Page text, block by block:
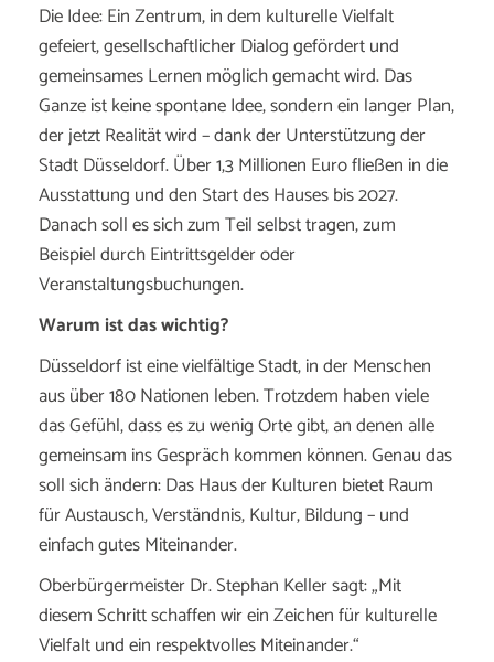
Die Idee: Ein Zentrum, in dem kulturelle Vielfalt
gefeiert, gesellschaftlicher Dialog gefördert und
gemeinsames Lernen möglich gemacht wird. Das
Ganze ist keine spontane Idee, sondern ein langer Plan,
der jetzt Realität wird – dank der Unterstützung der
Stadt Düsseldorf. Über 1,3 Millionen Euro fließen in die
Ausstattung und den Start des Hauses bis 2027.
Danach soll es sich zum Teil selbst tragen, zum
Beispiel durch Eintrittsgelder oder
Veranstaltungsbuchungen.
Warum ist das wichtig?
Düsseldorf ist eine vielfältige Stadt, in der Menschen
aus über 180 Nationen leben. Trotzdem haben viele
das Gefühl, dass es zu wenig Orte gibt, an denen alle
gemeinsam ins Gespräch kommen können. Genau das
soll sich ändern: Das Haus der Kulturen bietet Raum
für Austausch, Verständnis, Kultur, Bildung – und
einfach gutes Miteinander.
Oberbürgermeister Dr. Stephan Keller sagt:„Mit
diesem Schritt schaffen wir ein Zeichen für kulturelle
Vielfalt und ein respektvolles Miteinander.“